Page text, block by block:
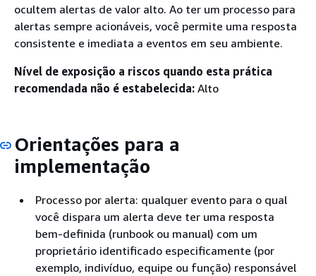
ocultem alertas de valor alto. Ao ter um processo para
alertas sempre acionáveis, você permite uma resposta
consistente e imediata a eventos em seu ambiente.
Nível de exposição a riscos quando esta prática
recomendada não é estabelecida: Alto
Orientações para a
implementação
Processo por alerta: qualquer evento para o qual
você dispara um alerta deve ter uma resposta
bem-definida (runbook ou manual) com um
proprietário identificado especificamente (por
exemplo, indivíduo, equipe ou função) responsável